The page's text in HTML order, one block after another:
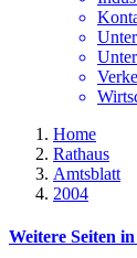
Home
Rathaus
Amtsblatt
2004
Weitere Seiten